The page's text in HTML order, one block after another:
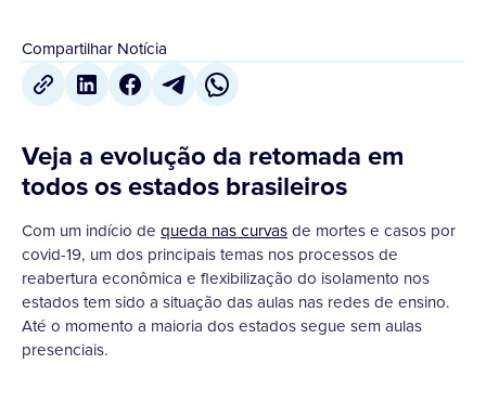
Compartilhar Notícia
Veja a evolução da retomada em
todos os estados brasileiros
Com um indício de queda nas curvasde mortes e casos por
covid-19, um dos principais temas nos processos de
reabertura econômica e flexibilização do isolamento nos
estados tem sido a situação das aulas nas redes de ensino.
Até o momento a maioria dos estados segue sem aulas
presenciais.